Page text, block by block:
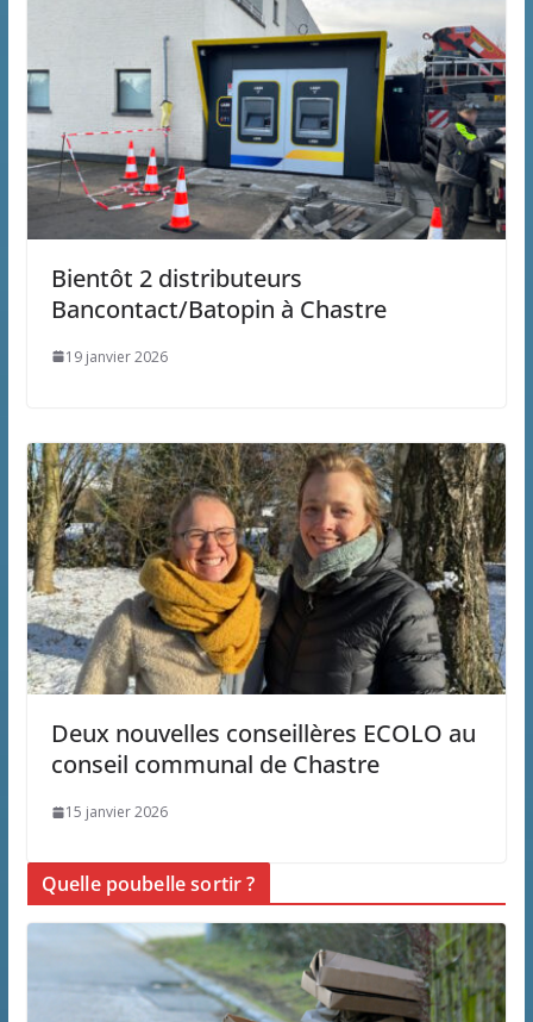
Bientôt 2 distributeurs
Bancontact/Batopin à Chastre
19 janvier 2026
Deux nouvelles conseillères ECOLO au
conseil communal de Chastre
15 janvier 2026
Quelle poubelle sortir ?